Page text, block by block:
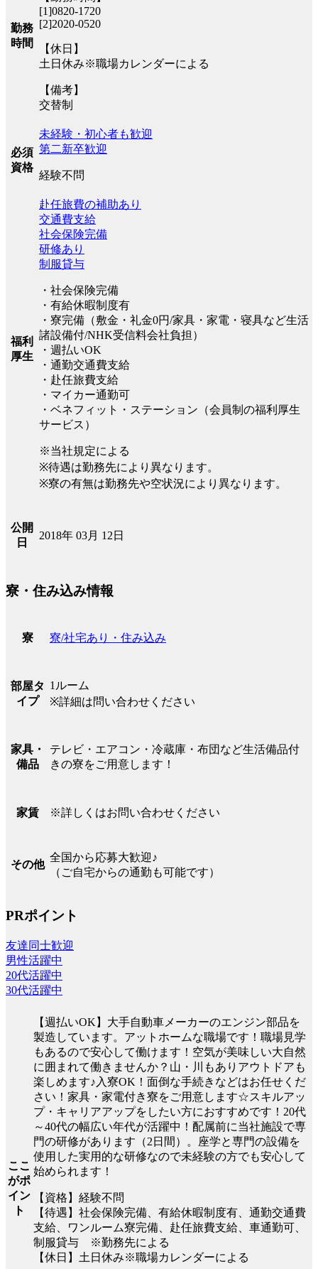
勤務
時間
[1]0820-1720
[2]2020-0520
【休日】
土日休み※職場カレンダーによる
【備考】
交替制
必須
資格
未経験・初心者も歓迎
第二新卒歓迎
経験不問
福利
厚生
赴任旅費の補助あり
交通費支給
社会保険完備
研修あり
制服貸与
・社会保険完備
・有給休暇制度有
・寮完備（敷金・礼金0円/家具・家電・寝具など生活
諸設備付/NHK受信料会社負担）
・週払いOK
・通勤交通費支給
・赴任旅費支給
・マイカー通勤可
・ベネフィット・ステーション（会員制の福利厚生
サービス）
※当社規定による
※待遇は勤務先により異なります。
※寮の有無は勤務先や空状況により異なります。
公開
日
2018年 03月 12日
寮・住み込み情報
寮 寮/社宅あり・住み込み
部屋タ
イプ
1ルーム
※詳細は問い合わせください
家具・
備品
テレビ・エアコン・冷蔵庫・布団など生活備品付
きの寮をご用意します！
家賃 ※詳しくはお問い合わせください
その他
全国から応募大歓迎♪
（ご自宅からの通勤も可能です）
PRポイント
友達同士歓迎
男性活躍中
20代活躍中
30代活躍中
ここ
がポ
イン
ト
【週払いOK】大手自動車メーカーのエンジン部品を
製造しています。アットホームな職場です！職場見学
もあるので安心して働けます！空気が美味しい大自然
に囲まれて働きませんか？山・川もありアウトドアも
楽しめます♪入寮OK！面倒な手続きなどはお任せくだ
さい！家具・家電付き寮をご用意します☆スキルアッ
プ・キャリアアップをしたい方におすすめです！20代
～40代の幅広い年代が活躍中！配属前に当社施設で専
門の研修があります（2日間）。座学と専門の設備を
使用した実用的な研修なので未経験の方でも安心して
始められます！
【資格】経験不問
【待遇】社会保険完備、有給休暇制度有、通勤交通費
支給、ワンルーム寮完備、赴任旅費支給、車通勤可、
制服貸与 ※勤務先による
【休日】土日休み※職場カレンダーによる